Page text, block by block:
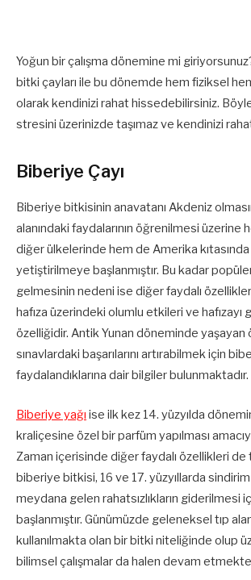
Yoğun bir çalışma dönemine mi
bitki çayları ile bu dönemde hem fiziksel
olarak kendinizi rahat hissedebilirsiniz.
stresini üzerinizde taşımaz ve kendinizi
Biberiye Çayı
Biberiye bitkisinin anavatanı Akdeniz
alanındaki faydalarının öğrenilmesi üzerine
diğer ülkelerinde hem de Amerika
yetiştirilmeye başlanmıştır. Bu kadar
gelmesinin nedeni ise diğer faydalı
hafıza üzerindeki olumlu etkileri ve hafızayı
özelliğidir. Antik Yunan döneminde yaşayan
sınavlardaki başarılarını artırabilmek için
faydalandıklarına dair bilgiler bulunmaktadır.
Biberiye yağı ise ilk kez 14. yüzyılda
kraliçesine özel bir parfüm yapılması
Zaman içerisinde diğer faydalı özellikleri
biberiye bitkisi, 16 ve 17. yüzyıllarda
meydana gelen rahatsızlıkların giderilmesi
başlanmıştır. Günümüzde geleneksel tıp
kullanılmakta olan bir bitki niteliğinde olup
bilimsel çalışmalar da halen devam